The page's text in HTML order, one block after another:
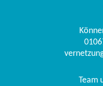
Team